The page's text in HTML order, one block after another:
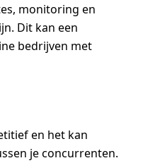
monitoring en
Dit kan een
bedrijven met
en het kan
je concurrenten.